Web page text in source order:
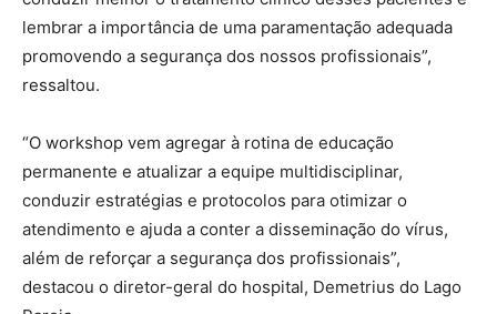
lembrar a importância de uma paramentação adequada
promovendo a segurança dos nossos profissionais”,
ressaltou.
“O workshop vem agregar à rotina de educação
permanente e atualizar a equipe multidisciplinar,
conduzir estratégias e protocolos para otimizar o
atendimento e ajuda a conter a disseminação do vírus,
além de reforçar a segurança dos profissionais”,
destacou o diretor-geral do hospital, Demetrius do Lago